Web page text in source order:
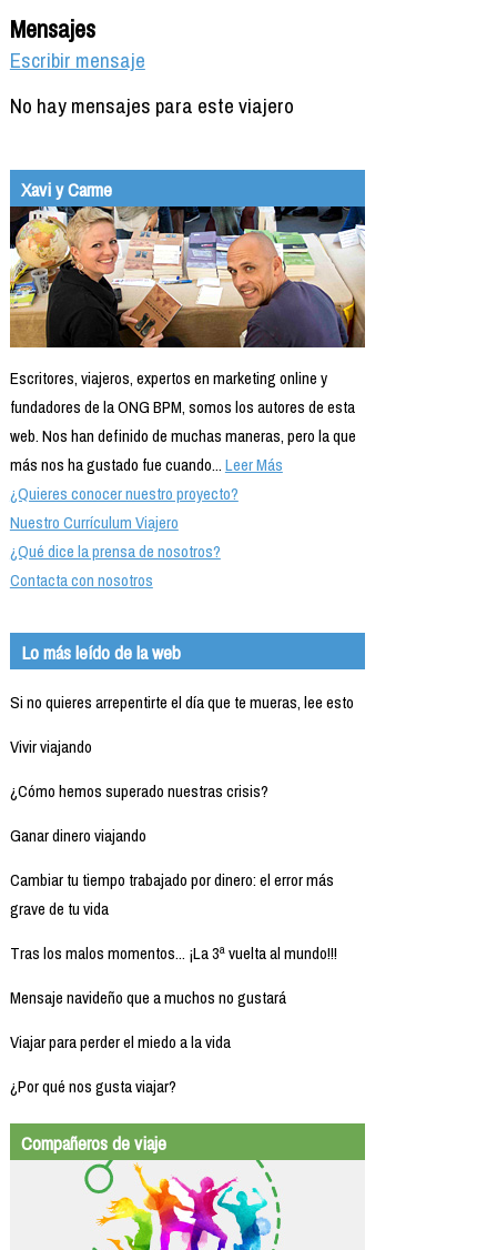
Mensajes
Escribir mensaje
No hay mensajes para este viajero
Xavi y Carme
Escritores, viajeros, expertos en marketing online y
fundadores de la ONG BPM, somos los autores de esta
web. Nos han definido de muchas maneras, pero la que
más nos ha gustado fue cuando...Leer Más
¿Quieres conocer nuestro proyecto?
Nuestro Currículum Viajero
¿Qué dice la prensa de nosotros?
Contacta con nosotros
Lo más leído de la web
Si no quieres arrepentirte el día que te mueras, lee esto
Vivir viajando
¿Cómo hemos superado nuestras crisis?
Ganar dinero viajando
Cambiar tu tiempo trabajado por dinero: el error más
grave de tu vida
Tras los malos momentos... ¡La 3ª vuelta al mundo!!!
Mensaje navideño que a muchos no gustará
Viajar para perder el miedo a la vida
¿Por qué nos gusta viajar?
Compañeros de viaje